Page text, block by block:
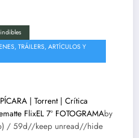
TRÁILERS, ARTÍCULOS Y
| Torrent | Crítica
FlixEL 7º FOTOGRAMAby
/ 59d//keep unread//hide